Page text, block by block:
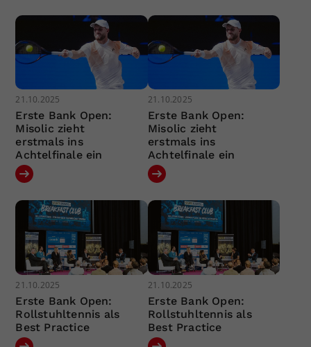
21.10.2025
Erste Bank Open:
Misolic zieht
erstmals ins
Achtelfinale ein
21.10.2025
Erste Bank Open:
Misolic zieht
erstmals ins
Achtelfinale ein
21.10.2025
Erste Bank Open:
Rollstuhltennis als
Best Practice
21.10.2025
Erste Bank Open:
Rollstuhltennis als
Best Practice